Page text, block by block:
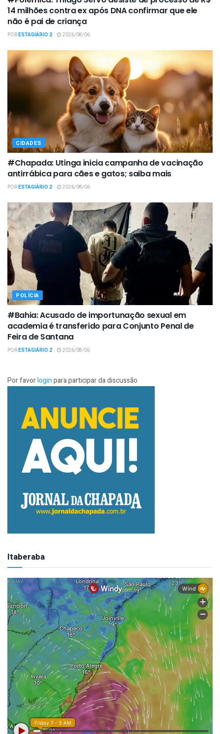
14 milhões contra ex após DNA confirmar que ele
não é pai de criança
PORESTAGIÁRIO 2 2026/08/06
CIDADES
#Chapada: Utinga inicia campanha de vacinação
antirrábica para cães e gatos; saiba mais
PORESTAGIÁRIO 2 2026/08/06
POLÍCIA
#Bahia: Acusado de importunação sexual em
academia é transferido para Conjunto Penal de
Feira de Santana
PORESTAGIÁRIO 2 2026/08/06
Por favorloginpara participar da discussão
Itaberaba